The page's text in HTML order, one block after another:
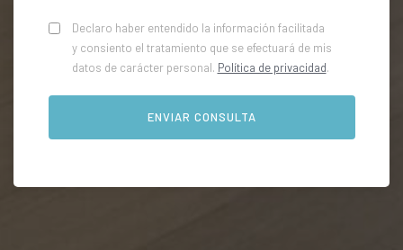
Declaro haber entendido la información facilitada
y consiento el tratamiento que se efectuará de mis
datos de carácter personal. Política de privacidad.